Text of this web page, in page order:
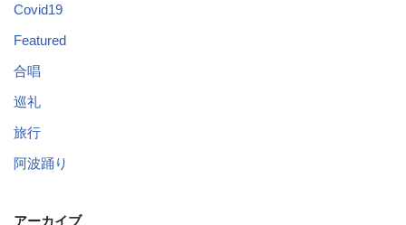
Covid19
Featured
合唱
巡礼
旅行
阿波踊り
アーカイブ